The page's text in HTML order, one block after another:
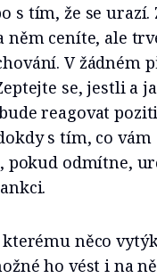
s tím, že se urazí.
něm ceníte, ale
V žádném
se, jestli a
reagovat
s tím, co vám
pokud odmítne,
kterému něco
ho vést i na